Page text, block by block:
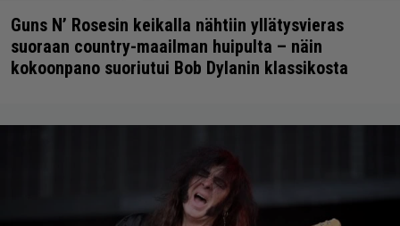
Guns N’ Rosesin keikalla nähtiin yllätysvieras
suoraan country-maailman huipulta – näin
kokoonpano suoriutui Bob Dylanin klassikosta